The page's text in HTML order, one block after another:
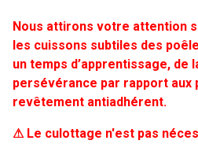
Nous attirons votre attention
les cuissons subtiles des
un temps d’apprentissage, de
persévérance par rapport aux
revêtement antiadhérent.
⚠ Le culottage n'est pas